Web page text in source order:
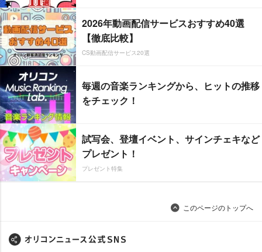
2026年動画配信サービスおすすめ40選
【徹底比較】
CS動画配信サービス20選
毎週の音楽ランキングから、ヒットの推移
をチェック！
試写会、登壇イベント、サインチェキなど
プレゼント！
プレゼント特集
このページのトップへ